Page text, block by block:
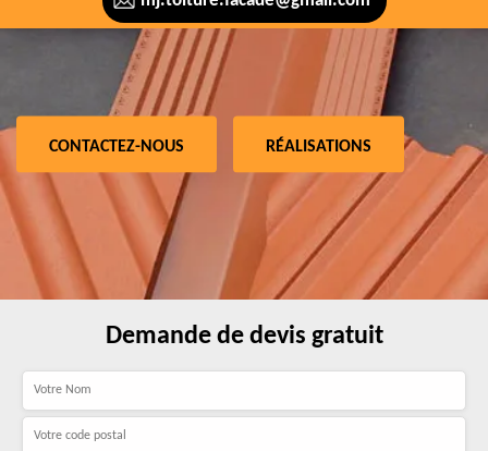
CONTACTEZ-NOUS RÉALISATIONS
Demande de devis gratuit